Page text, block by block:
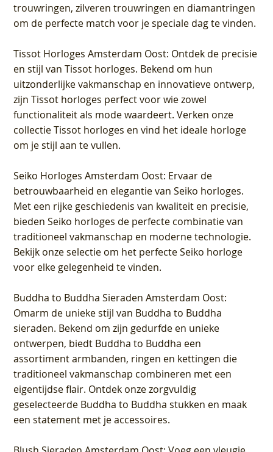
trouwringen, zilveren trouwringen en diamantringen
om de perfecte match voor je speciale dag te vinden.
Tissot Horloges Amsterdam Oost: Ontdek de precisie
en stijl van Tissot horloges. Bekend om hun
uitzonderlijke vakmanschap en innovatieve ontwerp,
zijn Tissot horloges perfect voor wie zowel
functionaliteit als mode waardeert. Verken onze
collectie Tissot horloges en vind het ideale horloge
om je stijl aan te vullen.
Seiko Horloges Amsterdam Oost: Ervaar de
betrouwbaarheid en elegantie van Seiko horloges.
Met een rijke geschiedenis van kwaliteit en precisie,
bieden Seiko horloges de perfecte combinatie van
traditioneel vakmanschap en moderne technologie.
Bekijk onze selectie om het perfecte Seiko horloge
voor elke gelegenheid te vinden.
Buddha to Buddha Sieraden Amsterdam Oost:
Omarm de unieke stijl van Buddha to Buddha
sieraden. Bekend om zijn gedurfde en unieke
ontwerpen, biedt Buddha to Buddha een
assortiment armbanden, ringen en kettingen die
traditioneel vakmanschap combineren met een
eigentijdse flair. Ontdek onze zorgvuldig
geselecteerde Buddha to Buddha stukken en maak
een statement met je accessoires.